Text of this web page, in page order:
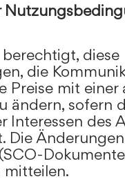
diese
die
Preise mit einer
ändern, sofern
Interessen des
Die